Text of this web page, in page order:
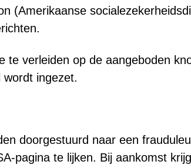
(Amerikaanse
te verleiden op de aangeboden
ingezet.
doorgestuurd naar een
pagina te lijken. Bij aankomst